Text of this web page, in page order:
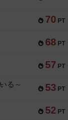
70 PT
68 PT
57 PT
53 PT
る～
52 PT